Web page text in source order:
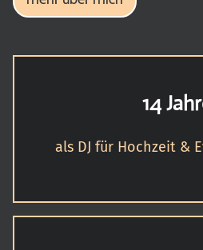
14
als DJ für Hochzeit &